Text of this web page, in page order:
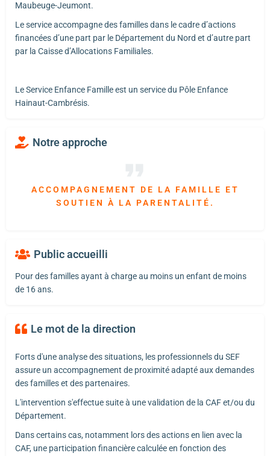
Maubeuge-Jeumont.
Le service accompagne des familles dans le cadre d’actions
financées d’une part par le Département du Nord et d’autre part
par la Caisse d’Allocations Familiales.
Le Service Enfance Famille est un service du Pôle Enfance
Hainaut-Cambrésis.
Notre approche
ACCOMPAGNEMENT DE LA FAMILLE ET
SOUTIEN À LA PARENTALITÉ.
Public accueilli
Pour des familles ayant à charge au moins un enfant de moins
de 16 ans.
Le mot de la direction
Forts d'une analyse des situations, les professionnels du SEF
assure un accompagnement de proximité adapté aux demandes
des familles et des partenaires.
L'intervention s'effectue suite à une validation de la CAF et/ou du
Département.
Dans certains cas, notamment lors des actions en lien avec la
CAF, une participation financière calculée en fonction des